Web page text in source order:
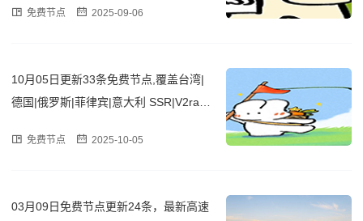
免费节点 2025-09-06
10月05日更新33条免费节点,覆盖台湾|
德国|俄罗斯|菲律宾|意大利 SSR|V2ray|
免费节点 2025-10-05
03月09日免费节点更新24条，最新高速